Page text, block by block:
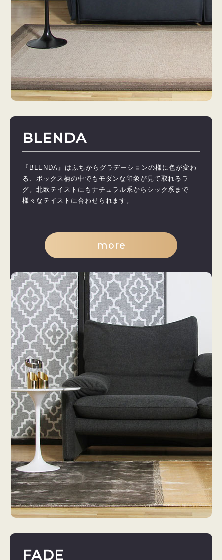
BLENDA
『BLENDA』はふちからグラデーションの様に色が変わ
る、ボックス柄の中でもモダンな印象が見て取れるラ
グ。北欧テイストにもナチュラル系からシック系まで
様々なテイストに合わせられます。
more
FADE